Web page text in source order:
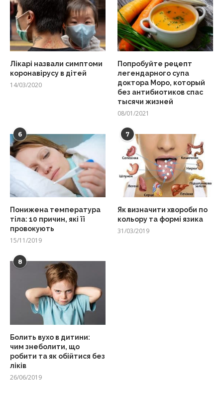
Лікарі назвали симптоми
коронавірусу в дітей
14/03/2020
Попробуйте рецепт
легендарного супа
доктора Моро, который
без антибиотиков спас
тысячи жизней
08/01/2021
6
Понижена температура
тіла: 10 причин, які її
провокують
15/11/2019
7
Як визначити хвороби по
кольору та формі язика
31/03/2019
8
Болить вухо в дитини:
чим знеболити, що
робити та як обійтися без
ліків
26/06/2019